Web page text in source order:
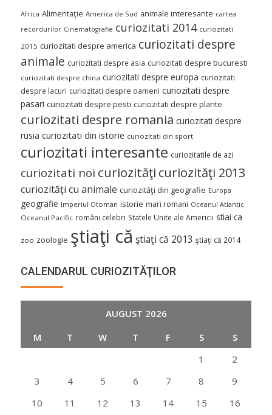
Africa Alimentaţie America de Sud animale interesante cartea
recordurilor Cinematografie curiozitati 2014 curiozitati
2015 curiozitati despre america curiozitati despre
animale curiozitati despre asia curiozitati despre bucuresti
curiozitati despre china curiozitati despre europa curiozitati
despre lacuri curiozitati despre oameni curiozitati despre
pasari curiozitati despre pesti curiozitati despre plante
curiozitati despre romania curiozitati despre
rusia curiozitati din istorie curiozitati din sport
curiozitati interesante curiozitatile de azi
curiozitati noi curiozităţi curiozităţi 2013
curiozităţi cu animale curiozităţi din geografie Europa
geografie Imperiul Otoman istorie mari romani Oceanul Atlantic
Oceanul Pacific români celebri Statele Unite ale Americii stiai ca
zoo zoologie ştiaţi că ştiaţi că 2013 ştiaţi că 2014
CALENDARUL CURIOZITĂŢILOR
AUGUST 2026
M
T W T F S
S
1
2
3
4 5 6 7 8
9
10
11 12 13 14 15 16